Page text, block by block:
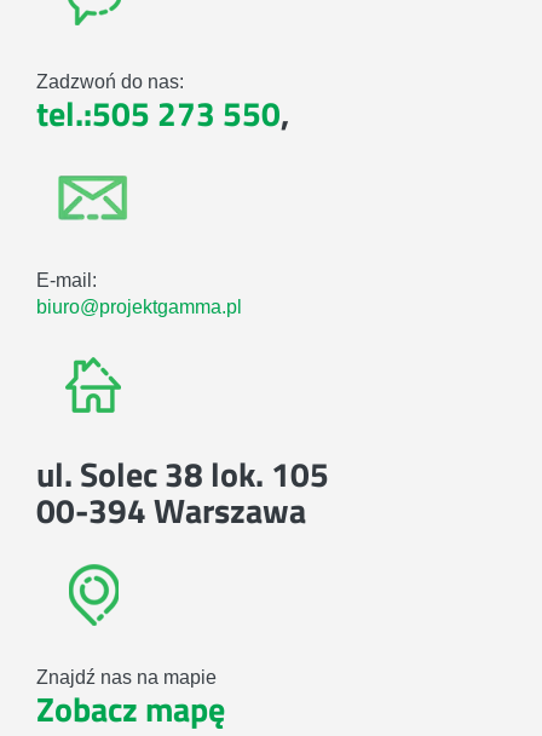
Zadzwoń do nas:
tel.:505 273 550,
E-mail:
biuro@projektgamma.pl
ul. Solec 38 lok. 105
00-394 Warszawa
Znajdź nas na mapie
Zobacz mapę